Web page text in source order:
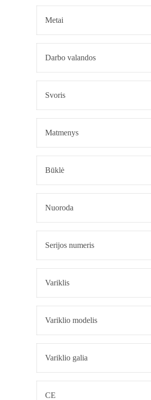
Metai
Darbo valandos
Svoris
Matmenys
Būklė
Nuoroda
Serijos numeris
Variklis
Variklio modelis
Variklio galia
CE